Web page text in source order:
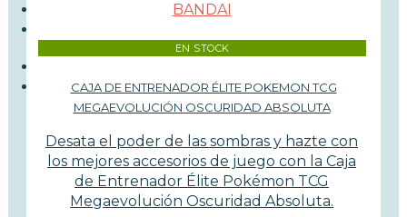
BANDAI
EN STOCK
CAJA DE ENTRENADOR ÉLITE POKEMON TCG
MEGAEVOLUCIÓN OSCURIDAD ABSOLUTA
Desata el poder de las sombras y hazte con
los mejores accesorios de juego con la Caja
de Entrenador Élite Pokémon TCG
Megaevolución Oscuridad Absoluta.